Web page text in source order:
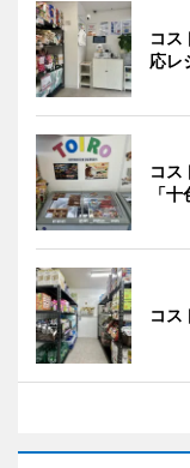
コス
応レ
コス
「
コス